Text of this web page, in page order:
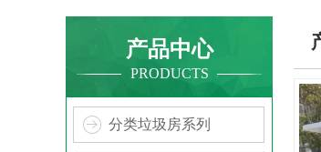
产品中心
PRODUCTS
分类垃圾房系列